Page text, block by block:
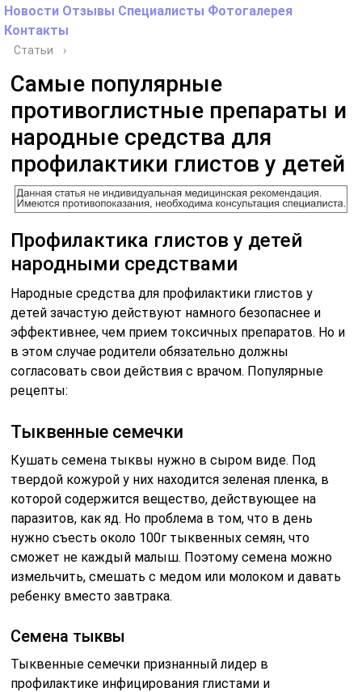
Новости Отзывы Специалисты Фотогалерея
Контакты
Статьи ›
Самые популярные
противоглистные препараты и
народные средства для
профилактики глистов у детей
Профилактика глистов у детей
народными средствами
Народные средства для профилактики глистов у
детей зачастую действуют намного безопаснее и
эффективнее, чем прием токсичных препаратов. Но и
в этом случае родители обязательно должны
согласовать свои действия с врачом. Популярные
рецепты:
Тыквенные семечки
Кушать семена тыквы нужно в сыром виде. Под
твердой кожурой у них находится зеленая пленка, в
которой содержится вещество, действующее на
паразитов, как яд. Но проблема в том, что в день
нужно съесть около 100г тыквенных семян, что
сможет не каждый малыш. Поэтому семена можно
измельчить, смешать с медом или молоком и давать
ребенку вместо завтрака.
Семена тыквы
Тыквенные семечки признанный лидер в
профилактике инфицирования глистами и